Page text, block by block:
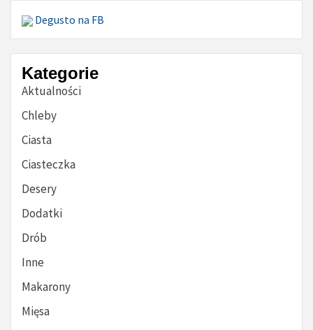
Degusto na FB
Kategorie
Aktualności
Chleby
Ciasta
Ciasteczka
Desery
Dodatki
Drób
Inne
Makarony
Mięsa